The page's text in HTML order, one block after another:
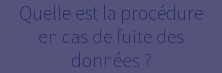
Quelle est la procédure
en cas de fuite des
données ?